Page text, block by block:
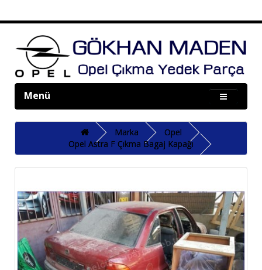
Menü
Marka
Opel
Opel Astra F Çıkma Bagaj Kapağı